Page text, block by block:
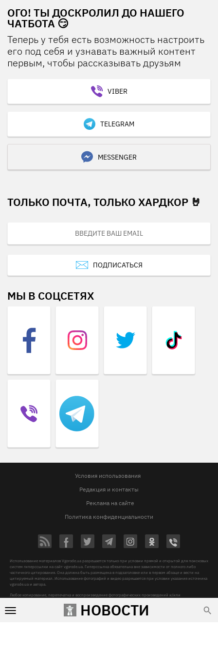
НОВОСТИ
ОГО! ТЫ ДОСКРОЛИЛ ДО НАШЕГО
ЧАТБОТА 😏
Теперь у тебя есть возможность настроить
его под себя и узнавать важный контент
первым, чтобы рассказывать друзьям
VIBER
TELEGRAM
MESSENGER
ТОЛЬКО ПОЧТА, ТОЛЬКО ХАРДКОР 🤘
ПОДПИСАТЬСЯ
МЫ В СОЦСЕТЯХ
Условия использования
Редакция и контакты
Реклама на сайте
Политика конфиденциальности
Использование материалов Vgorode.ua разрешается только при условии прямой и открытой для поисковых
систем гиперссылки на сайт vgorode.ua. Гиперссылка обязательна вне зависимости от полного либо
частичного цитирования. Она должна быть размещена в подзаголовке или в первом абзаце и вести на
цитируемый материал. Использование фотографий и видео разрешается при условии указания источника
vgorode.ua и автора.
Любое копирование, перепечатка и воспроизведение фотографических произведений и/или
Субъект в сфере онлайн-медиа, Название онлайн-медиа - «VGORODE», Адрес: 02091, місто Київ,
ХАРКІВСЬКЕ ШОСЕ, будинок 172-Б, офіс 208/1, E-mail:
sunlight@mediadim.com.ua